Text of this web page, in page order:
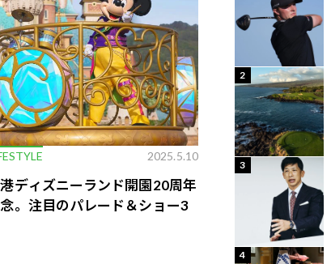
2025.5.10
ディズニーランド開園20周年
。注目のパレード＆ショー3
2
3
4